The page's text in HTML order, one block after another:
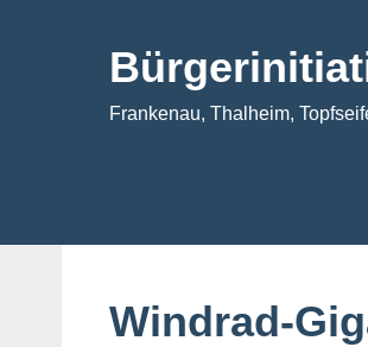
Frankenau, Thalheim,
Windrad-